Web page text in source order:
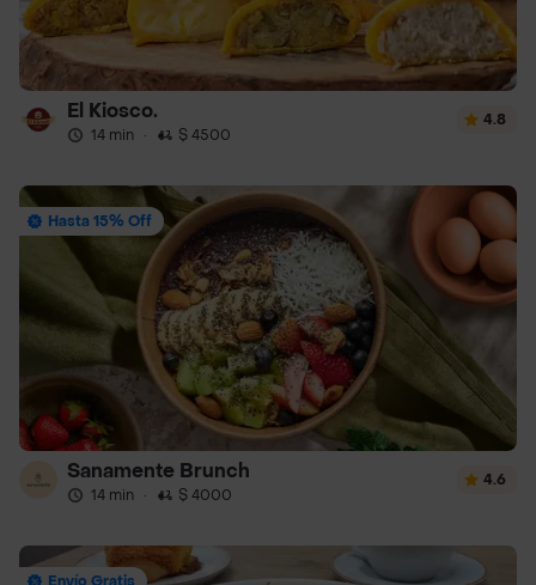
El Kiosco.
14 min · $ 4500
4.8
Hasta 15% Off
Sanamente Brunch
14 min · $ 4000
4.6